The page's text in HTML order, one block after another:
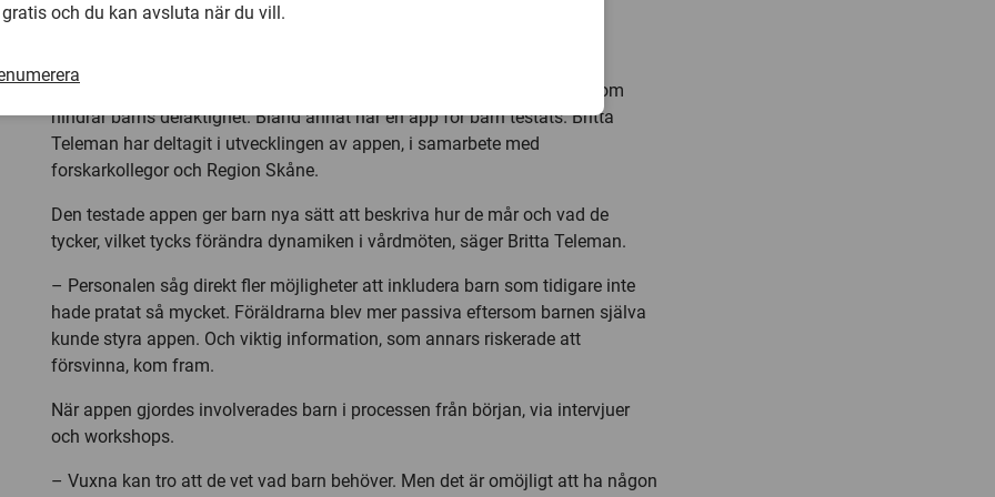
I avhandlingen undersöks verktyg och metoder som utmanar normer som
hindrar barns delaktighet. Bland annat har en app för barn testats. Britta
Teleman har deltagit i utvecklingen av appen, i samarbete med
forskarkollegor och Region Skåne.
Den testade appen ger barn nya sätt att beskriva hur de mår och vad de
tycker, vilket tycks förändra dynamiken i vårdmöten, säger Britta Teleman.
– Personalen såg direkt fler möjligheter att inkludera barn som tidigare inte
hade pratat så mycket. Föräldrarna blev mer passiva eftersom barnen själva
kunde styra appen. Och viktig information, som annars riskerade att
försvinna, kom fram.
När appen gjordes involverades barn i processen från början, via intervjuer
och workshops.
– Vuxna kan tro att de vet vad barn behöver. Men det är omöjligt att ha någon
gratis och du kan avsluta när du vill.